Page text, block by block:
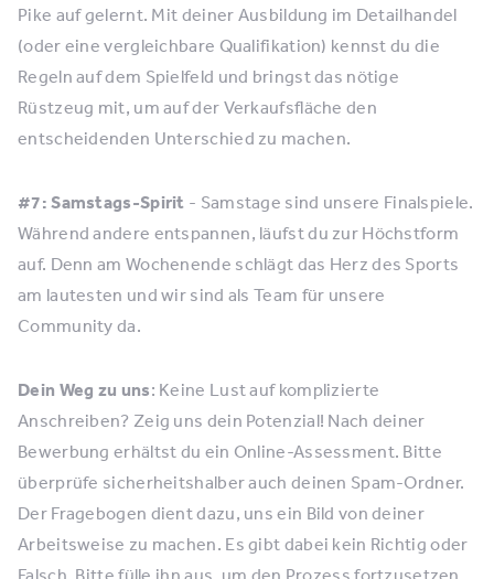
Pike auf gelernt. Mit deiner Ausbildung im Detailhandel
(oder eine vergleichbare Qualifikation) kennst du die
Regeln auf dem Spielfeld und bringst das nötige
Rüstzeug mit, um auf der Verkaufsfläche den
entscheidenden Unterschied zu machen.
#7: Samstags-Spirit - Samstage sind unsere Finalspiele.
Während andere entspannen, läufst du zur Höchstform
auf. Denn am Wochenende schlägt das Herz des Sports
am lautesten und wir sind als Team für unsere
Community da.
Dein Weg zu uns: Keine Lust auf komplizierte
Anschreiben? Zeig uns dein Potenzial! Nach deiner
Bewerbung erhältst du ein Online-Assessment. Bitte
überprüfe sicherheitshalber auch deinen Spam-Ordner.
Der Fragebogen dient dazu, uns ein Bild von deiner
Arbeitsweise zu machen. Es gibt dabei kein Richtig oder